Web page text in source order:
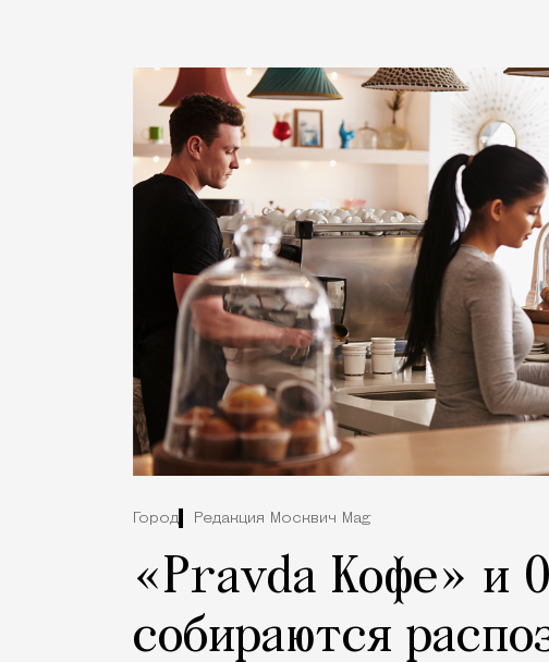
Город Редакция Москвич Mag
«Pravda Кофе» и
собираются